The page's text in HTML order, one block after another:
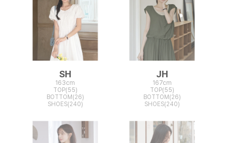
SH
163cm
TOP(55)
BOTTOM(26)
SHOES(240)
JH
167cm
TOP(55)
BOTTOM(26)
SHOES(240)